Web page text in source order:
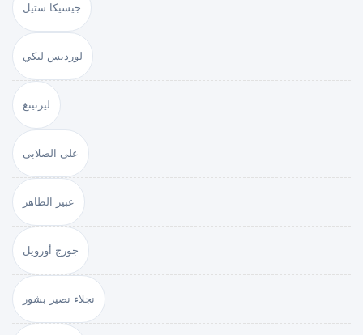
جيسيكا ستيل
لورديس لبكي
ليرنينغ
علي الصلابي
عبير الطاهر
جورج أورويل
نجلاء نصير بشور